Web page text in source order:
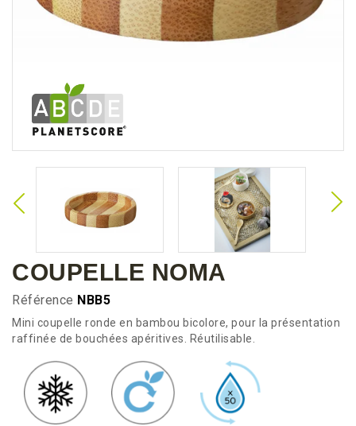
COUPELLE NOMA
Référence NBB5
Mini coupelle ronde en bambou bicolore, pour la présentation
raffinée de bouchées apéritives. Réutilisable.